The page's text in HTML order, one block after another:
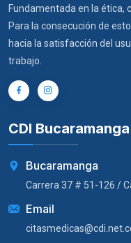
Fundamentada en la ética,
Para la consecución de
hacia la satisfacción del
trabajo.
CDI Bucaramanga
Bucaramanga
Carrera 37 # 51-126 /
Email